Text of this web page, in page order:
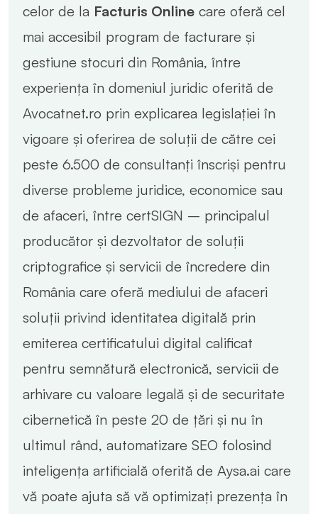
celor de la Facturis Online care oferă cel
mai accesibil program de facturare și
gestiune stocuri din România, între
experiența în domeniul juridic oferită de
Avocatnet.ro prin explicarea legislației în
vigoare și oferirea de soluții de către cei
peste 6.500 de consultanți înscriși pentru
diverse probleme juridice, economice sau
de afaceri, între certSIGN – principalul
producător și dezvoltator de soluții
criptografice și servicii de încredere din
România care oferă mediului de afaceri
soluții privind identitatea digitală prin
emiterea certificatului digital calificat
pentru semnătură electronică, servicii de
arhivare cu valoare legală și de securitate
cibernetică în peste 20 de țări și nu în
ultimul rând, automatizare SEO folosind
inteligența artificială oferită de Aysa.ai care
vă poate ajuta să vă optimizați prezența în